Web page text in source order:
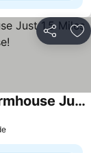
Partilhar
Peaceful, 150 Yr Old Country Farmhouse Just 1.5 Miles From Mid-ohio Racecourse!